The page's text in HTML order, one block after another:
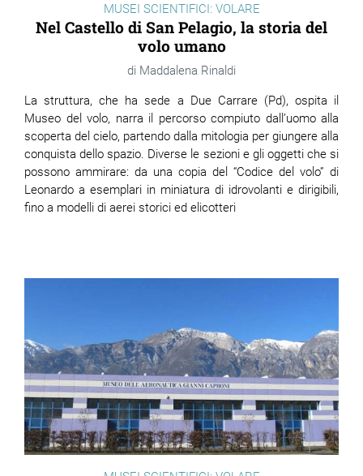
MUSEI SCIENTIFICI: VOLARE
Nel Castello di San Pelagio, la storia del
volo umano
Maddalena Rinaldi
La struttura, che ha sede a Due Carrare (Pd), ospita il
Museo del volo, narra il percorso compiuto dall’uomo alla
scoperta del cielo, partendo dalla mitologia per giungere alla
conquista dello spazio. Diverse le sezioni e gli oggetti che si
possono ammirare: da una copia del “Codice del volo” di
Leonardo a esemplari in miniatura di idrovolanti e dirigibili,
fino a modelli di aerei storici ed elicotteri